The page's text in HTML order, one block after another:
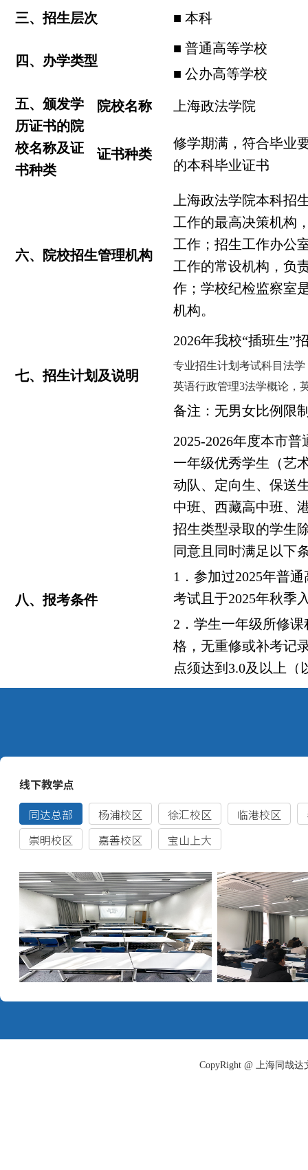
三、招生层次
■ 本科
四、办学类型
■ 普通高等学校
■ 公办高等学校
五、颁发学
历证书的院
校名称及证
书种类
院校名称 上海政法学院
证书种类
修学期满，符合毕业
的本科毕业证书
六、院校招生管理机构
上海政法学院本科招
工作的最高决策机构
工作；招生工作办公
工作的常设机构，负
作；学校纪检监察室
机构。
七、招生计划及说明
2026年我校“插班生”
专业招生计划考试科目法
英语行政管理3法学概论，
备注：无男女比例限
八、报考条件
2025-2026年度本市普
一年级优秀学生（艺
动队、定向生、保送
中班、西藏高中班、
招生类型录取的学生
同意且同时满足以下
1 ．参加过2025年普
考试且于2025年秋季
2 ．学生一年级所修
格，无重修或补考记
点须达到3.0及以上（
如总绩点为其他标准
录。
九、专业培养对入学外语
考试语种的要求
种为英语。
十、身体健康状况要求
以教育部、原卫生部
（教学〔2003〕3号
据，考生须据实上报
史，学校将按照本校
与休学的规定执行。
（一） 单科分数要求
门科目成绩均须达到
确定学校录取分数线
CopyRight @ 上海同哉